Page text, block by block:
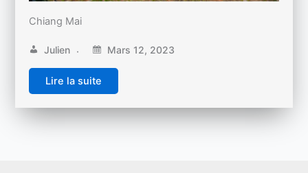
Chiang Mai
Julien Mars 12, 2023
Lire la suite